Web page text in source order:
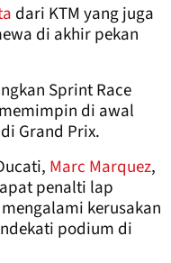
dari KTM yang juga
di akhir pekan
Sprint Race
di awal
Grand Prix.
Marc Marquez,
penalti lap
kerusakan
podium di